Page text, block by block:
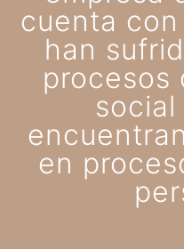
cuenta
han
procesos
social
en